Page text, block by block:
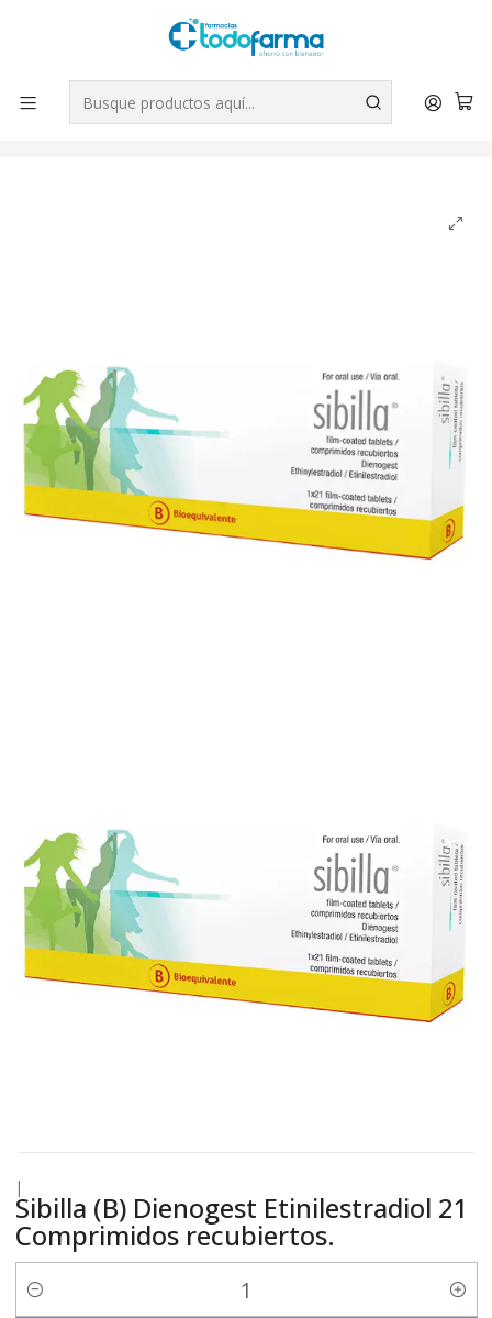
Tus compras tienen envío GRATIS por Rappi - Atención exclusiva
para Chile | WhatsApp +56
Leer más
Inicio Medicamentos
Sibilla (B) Dienogest Etinilestradiol 21 Comprimidos
|
Sibilla (B) Dienogest Etinilestradiol 21
Comprimidos recubiertos.
Cantidad